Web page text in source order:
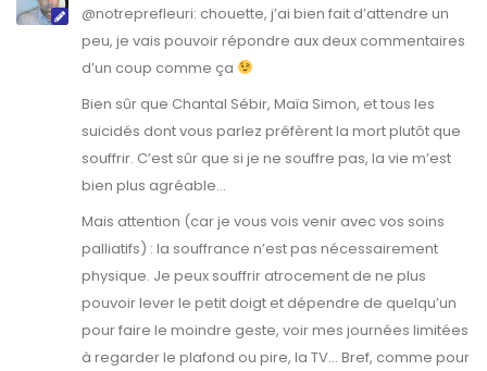
@notreprefleuri: chouette, j’ai bien fait d’attendre un
peu, je vais pouvoir répondre aux deux commentaires
d’un coup comme ça
Bien sûr que Chantal Sébir, Maïa Simon, et tous les
suicidés dont vous parlez préfèrent la mort plutôt que
souffrir. C’est sûr que si je ne souffre pas, la vie m’est
bien plus agréable…
Mais attention (car je vous vois venir avec vos soins
palliatifs) : la souffrance n’est pas nécessairement
physique. Je peux souffrir atrocement de ne plus
pouvoir lever le petit doigt et dépendre de quelqu’un
pour faire le moindre geste, voir mes journées limitées
à regarder le plafond ou pire, la TV… Bref, comme pour